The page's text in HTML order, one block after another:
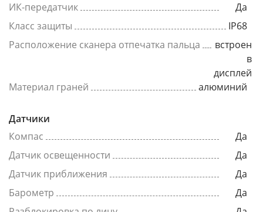
ИК-передатчик
Да
Класс защиты
IP68
Расположение сканера отпечатка пальца
встроен
в
дисплей
Материал граней
алюминий
Датчики
Компас
Да
Датчик освещенности
Да
Датчик приближения
Да
Барометр
Да